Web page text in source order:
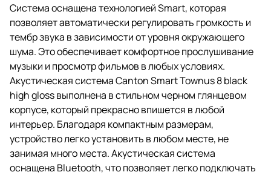
Система оснащена технологией Smart, которая
позволяет автоматически регулировать громкость и
тембр звука в зависимости от уровня окружающего
шума. Это обеспечивает комфортное прослушивание
музыки и просмотр фильмов в любых условиях.
Акустическая система Canton Smart Townus 8 black
high gloss выполнена в стильном черном глянцевом
корпусе, который прекрасно впишется в любой
интерьер. Благодаря компактным размерам,
устройство легко установить в любом месте, не
занимая много места. Акустическая система
оснащена Bluetooth, что позволяет легко подключать